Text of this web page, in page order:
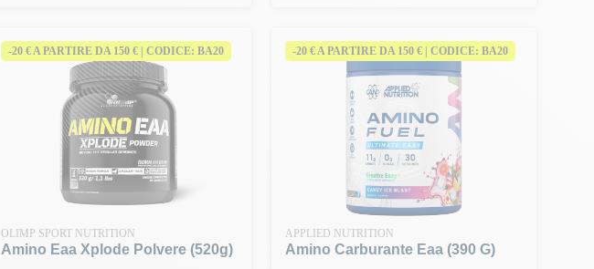
-20 € A PARTIRE DA 150 € | CODICE: BA20
OLIMP SPORT NUTRITION
Amino Eaa Xplode Polvere (520g)
-20 € A PARTIRE DA 150 € | CODICE: BA20
APPLIED NUTRITION
Amino Carburante Eaa (390 G)